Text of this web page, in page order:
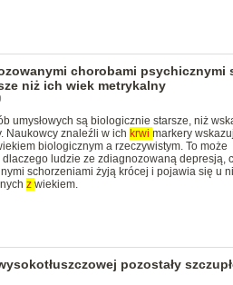
chorobami psychicznymi
niż ich wiek metrykalny
umysłowych są biologicznie starsze, niż
Naukowcy znaleźli w ich krwi markery
biologicznym a rzeczywistym. To może
ludzie ze zdiagnozowaną depresją,
schorzeniami żyją krócej i pojawia się u
z wiekiem.
pozostały